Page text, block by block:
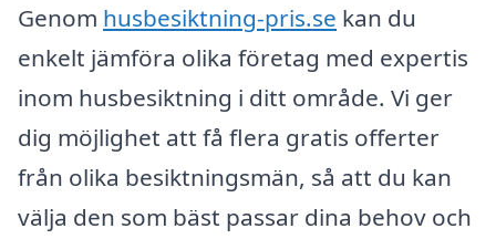
Genom husbesiktning-pris.se kan du
enkelt jämföra olika företag med expertis
inom husbesiktning i ditt område. Vi ger
dig möjlighet att få flera gratis offerter
från olika besiktningsmän, så att du kan
välja den som bäst passar dina behov och